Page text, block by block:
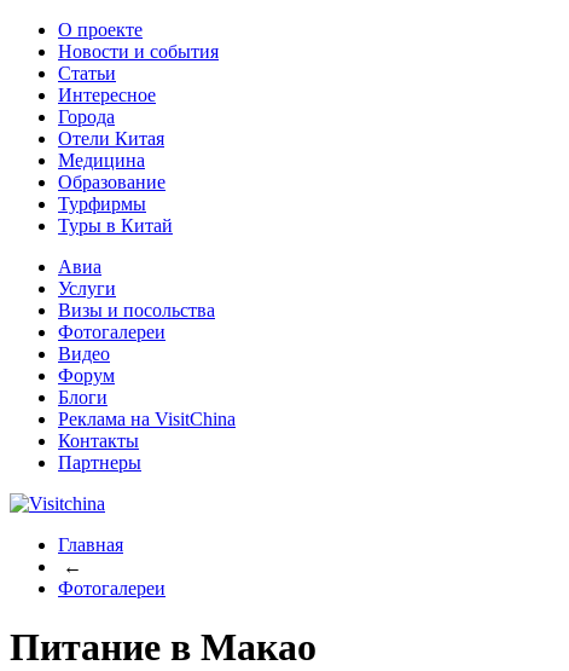
О проекте
Новости и события
Статьи
Интересное
Города
Отели Китая
Медицина
Образование
Турфирмы
Туры в Китай
Авиа
Услуги
Визы и посольства
Фотогалереи
Видео
Форум
Блоги
Реклама на VisitChina
Контакты
Партнеры
Главная
←
Фотогалереи
Питание в Макао